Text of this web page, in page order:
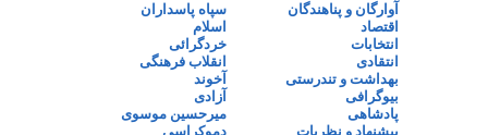
آوارگان و پناهندگان
اقتصاد
انتخابات
انتقادی
بهداشت و تندرستی
بیوگرافی
پادشاهی
پیشنهاد و نظریات
سپاه پاسداران
اسلام
خردگرائی
انقلاب فرهنگی
آخوند
آزادی
میرحسین موسوی
دموکراسی